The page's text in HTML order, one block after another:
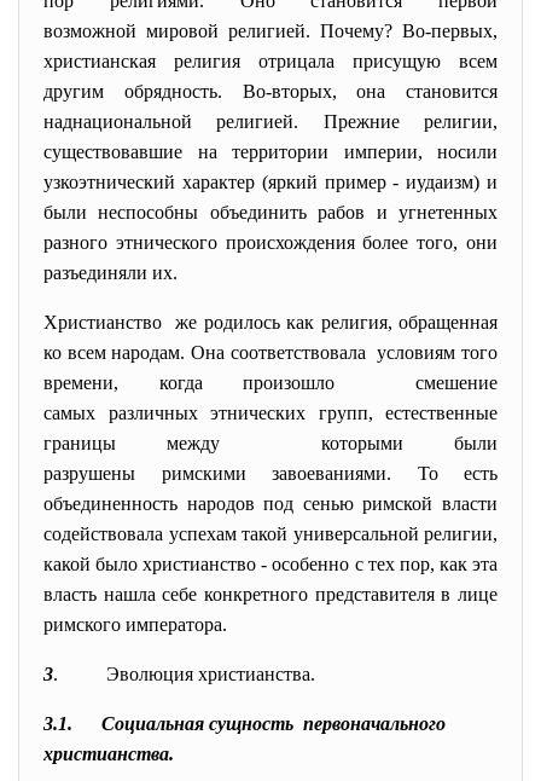
возможной мировой религией. Почему? Во-первых,
христианская религия отрицала присущую всем
другим обрядность. Во-вторых, она становится
наднациональной религией. Прежние религии,
существовавшие на территории империи, носили
узкоэтнический характер (яркий пример - иудаизм) и
были неспособны объединить рабов и угнетенных
разного этнического происхождения более того, они
разъединяли их.
Христианство же родилось как религия, обращенная
ко всем народам. Она соответствовала условиям того
времени, когда произошло смешение
самых различных этнических групп, естественные
границы между которыми были
разрушены римскими завоеваниями. То есть
объединенность народов под сенью римской власти
содействовала успехам такой универсальной религии,
какой было христианство - особенно с тех пор, как эта
власть нашла себе конкретного представителя в лице
римского императора.
3. Эволюция христианства.
3.1. Социальная сущность первоначального
христианства.